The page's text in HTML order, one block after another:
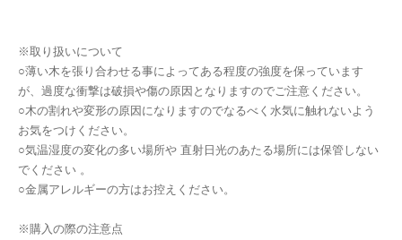
※取り扱いについて
○薄い木を張り合わせる事によってある程度の強度を保っています
が、過度な衝撃は破損や傷の原因となりますのでご注意ください。
○木の割れや変形の原因になりますのでなるべく水気に触れないよう
お気をつけください。
○気温湿度の変化の多い場所や 直射日光のあたる場所には保管しない
でください 。
○金属アレルギーの方はお控えください。
※購入の際の注意点